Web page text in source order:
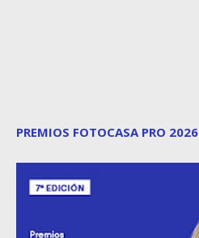
PREMIOS FOTOCASA PRO 2026